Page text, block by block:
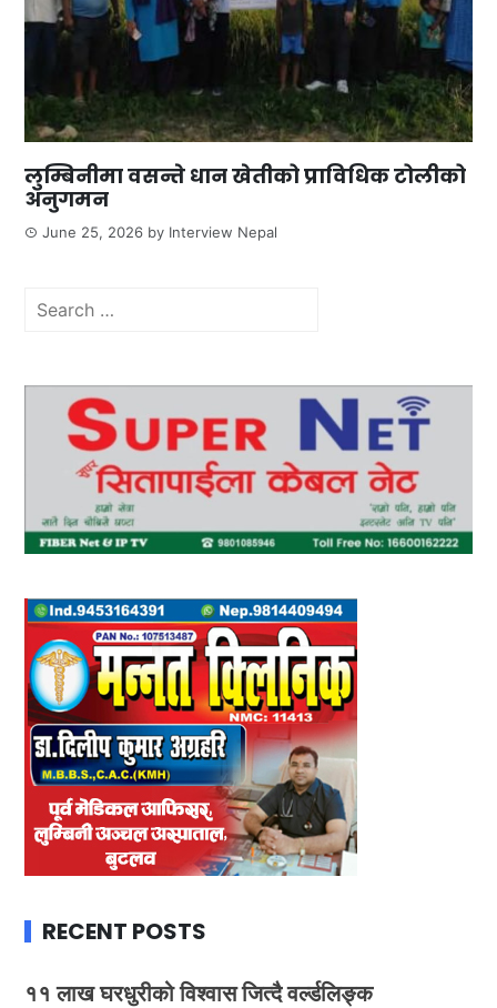
लुम्बिनीमा वसन्ते धान खेतीको प्राविधिक टोलीको
अनुगमन
June 25, 2026 by Interview Nepal
Search
RECENT POSTS
११ लाख घरधुरीको विश्वास जित्दै वर्ल्डलिङ्क